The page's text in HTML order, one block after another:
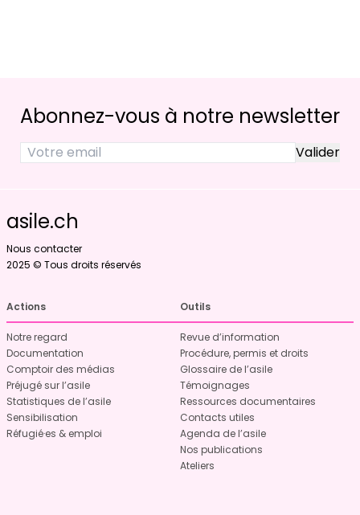
Abonnez-vous à notre newsletter
asile.ch
Nous contacter
2025 © Tous droits réservés
Actions
Notre regard
Documentation
Comptoir des médias
Préjugé sur l’asile
Statistiques de l’asile
Sensibilisation
Réfugié·es & emploi
Outils
Revue d’information
Procédure, permis et droits
Glossaire de l’asile
Témoignages
Ressources documentaires
Contacts utiles
Agenda de l’asile
Nos publications
Ateliers